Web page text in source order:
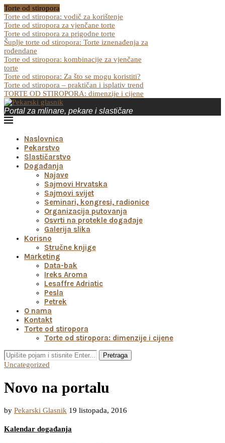
Torte od stiropora
Torte od stiropora: vodič za korištenje
Torte od stiropora za vjenčane torte
Torte od stiropora za prigodne torte
Šuplje torte od stiropora: Torte iznenađenja za
rođendane
Torte od stiropora: kombinacije za vjenčane
torte
Torte od stiropora: Za što se mogu koristiti?
Torte od stiropora – praktičan i isplativ trend
TORTE OD STIROPORA: dimenzije i cijene
Portal za mlinare, pekare i slastičare
Naslovnica
Pekarstvo
Slastičarstvo
Događanja
Najave
Sajmovi Hrvatska
Sajmovi svijet
Seminari, kongresi, radionice
Organizacija putovanja
Osvrti na protekle događaje
Galerija slika
Korisno
Stručne knjige
Marketing
Data-bak
Ireks Aroma
Lesaffre Adriatic
Pesla
Petrek
O nama
Kontakt
Torte od stiropora
Torte od stiropora: dimenzije i cijene
Pretraga
Uncategorized
Novo na portalu
by Pekarski Glasnik 19 listopada, 2016
Kalendar događanja